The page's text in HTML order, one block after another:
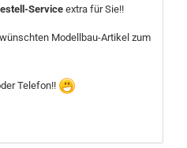
Service extra für Sie!!
Modellbau-Artikel zum
Telefon!!